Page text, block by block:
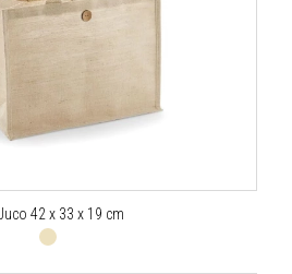
42 x 33 x 19 cm